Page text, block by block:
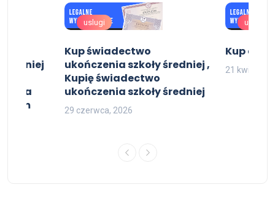
średniej
uslugi
Kup świadectwo
ukończenia szkoły średniej ,
Kupię świadectwo
ukończenia szkoły średniej
29 czerwca, 2026
uslugi
Kup
21 kwietnia,